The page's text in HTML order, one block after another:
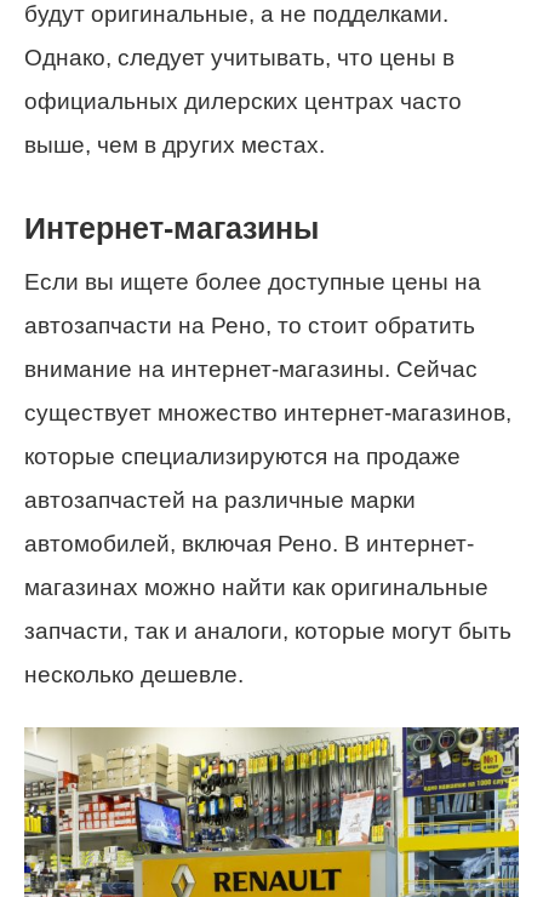
будут оригинальные, а не подделками.
Однако, следует учитывать, что цены в
официальных дилерских центрах часто
выше, чем в других местах.
Интернет-магазины
Если вы ищете более доступные цены на
автозапчасти на Рено, то стоит обратить
внимание на интернет-магазины. Сейчас
существует множество интернет-магазинов,
которые специализируются на продаже
автозапчастей на различные марки
автомобилей, включая Рено. В интернет-
магазинах можно найти как оригинальные
запчасти, так и аналоги, которые могут быть
несколько дешевле.